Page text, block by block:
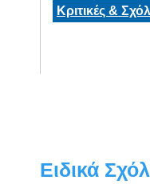
Κριτικές &
Ειδικά